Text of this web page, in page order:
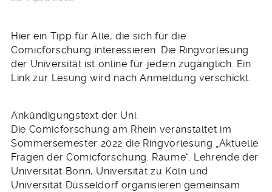
Hier ein Tipp für Alle, die sich für die
Comicforschung interessieren. Die Ringvorlesung
der Universität ist online für jede:n zugänglich. Ein
Link zur Lesung wird nach Anmeldung verschickt.
Ankündigungstext der Uni:
Die Comicforschung am Rhein veranstaltet im
Sommersemester 2022 die Ringvorlesung „Aktuelle
Fragen der Comicforschung: Räume“. Lehrende der
Universität Bonn, Universität zu Köln und
Universität Düsseldorf organisieren gemeinsam